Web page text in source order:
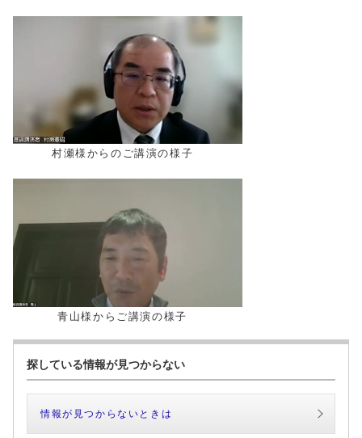
村瀬様からのご講演の様子
青山様からご講演の様子
探している情報が見つからない
情報が見つからないときは